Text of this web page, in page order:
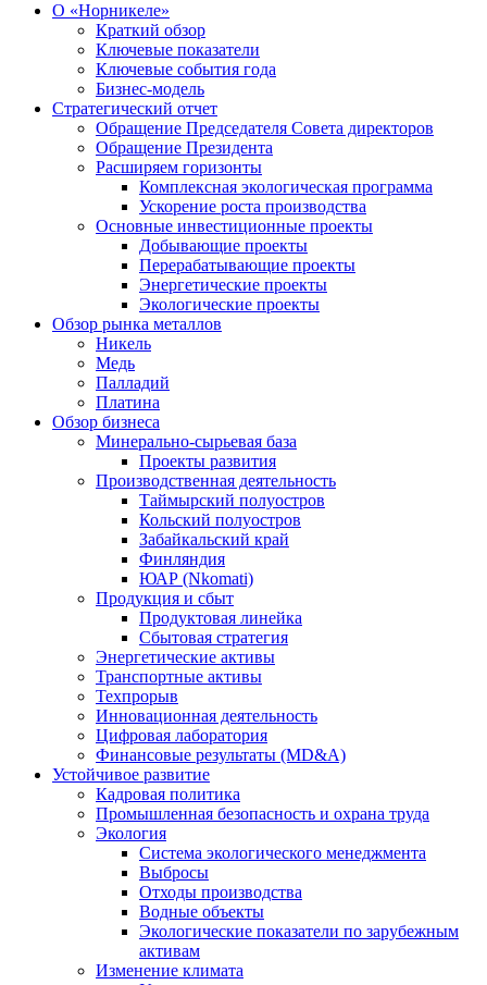
О «Норникеле»
Краткий обзор
Ключевые показатели
Ключевые события года
Бизнес-модель
Стратегический отчет
Обращение Председателя Совета директоров
Обращение Президента
Расширяем горизонты
Комплексная экологическая программа
Ускорение роста производства
Основные инвестиционные проекты
Добывающие проекты
Перерабатывающие проекты
Энергетические проекты
Экологические проекты
Обзор рынка металлов
Никель
Медь
Палладий
Платина
Обзор бизнеса
Минерально-сырьевая база
Проекты развития
Производственная деятельность
Таймырский полуостров
Кольский полуостров
Забайкальский край
Финляндия
ЮАР (Nkomati)
Продукция и сбыт
Продуктовая линейка
Сбытовая стратегия
Энергетические активы
Транспортные активы
Техпрорыв
Инновационная деятельность
Цифровая лаборатория
Финансовые результаты (MD&A)
Устойчивое развитие
Кадровая политика
Промышленная безопасность и охрана труда
Экология
Система экологического менеджмента
Выбросы
Отходы производства
Водные объекты
Экологические показатели по зарубежным
активам
Изменение климата